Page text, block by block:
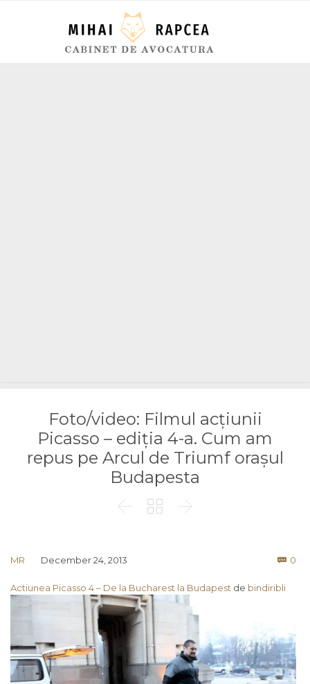
Foto/video: Filmul acțiunii
Picasso – ediția 4-a. Cum am
repus pe Arcul de Triumf orașul
Budapesta
  
MR December 24, 2013  0
Actiunea Picasso 4 – De la Bucharest la Budapest de bindiribli